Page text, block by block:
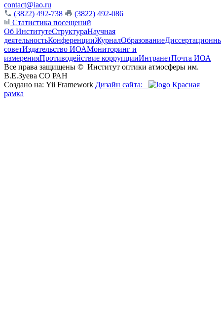
contact@iao.ru
(3822) 492-738
(3822) 492-086
Статистика посещений
Об ИнститутеСтруктураНаучная
деятельностьКонференцииЖурналОбразование
советИздательство ИОАМониторинг и
измеренияПротиводействие коррупцииИнтранетПочта ИОА
Все права защищены © Институт оптики атмосферы им.
В.Е.Зуева СО РАН
Создано на: Yii Framework Дизайн сайта:
Красная
рамка